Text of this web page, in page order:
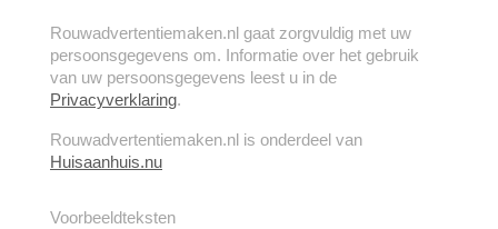
Rouwadvertentiemaken.nl gaat zorgvuldig met uw
persoonsgegevens om. Informatie over het gebruik
van uw persoonsgegevens leest u in de
Privacyverklaring.
Rouwadvertentiemaken.nl is onderdeel van
Huisaanhuis.nu
Voorbeeldteksten